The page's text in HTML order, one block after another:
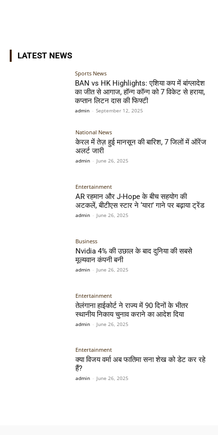
LATEST NEWS
Sports News
BAN vs HK Highlights: एशिया कप में बांग्लादेश
का जीत से आगाज, हॉन्ग कॉन्ग को 7 विकेट से हराया,
कप्तान लिटन दास की फिफ्टी
admin - September 12, 2025
National News
केरल में तेज़ हुई मानसून की बारिश, 7 जिलों में ऑरेंज
अलर्ट जारी
admin - June 26, 2025
Entertainment
AR रहमान और J-Hope के बीच सहयोग की
अटकलें, बीटीएस स्टार ने ‘यारा’ गाने पर बढ़ाया ट्रेंड
admin - June 26, 2025
Business
Nvidia 4% की उछाल के बाद दुनिया की सबसे
मूल्यवान कंपनी बनी
admin - June 26, 2025
Entertainment
तेलंगाना हाईकोर्ट ने राज्य में 90 दिनों के भीतर
स्थानीय निकाय चुनाव कराने का आदेश दिया
admin - June 26, 2025
Entertainment
क्या विजय वर्मा अब फातिमा सना शेख को डेट कर रहे
हैं?
admin - June 26, 2025